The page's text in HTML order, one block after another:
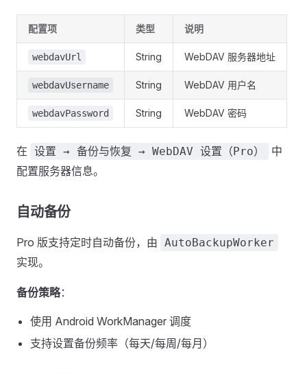
配置项 类型 说明
webdavUrl String WebDAV 服务器地址
webdavUsername String WebDAV 用户名
webdavPassword String WebDAV 密码
在 设置 → 备份与恢复 → WebDAV 设置（Pro）
中
配置服务器信息。
自动备份
Pro 版支持定时自动备份，由 AutoBackupWorker
实现。
备份策略：
使用 Android WorkManager 调度
支持设置备份频率（每天/每周/每月）